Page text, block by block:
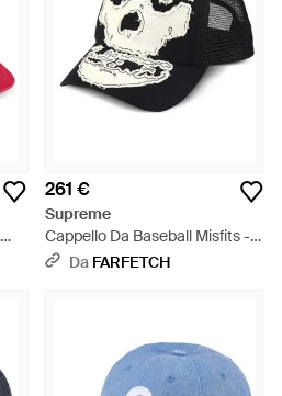
261 €
Supreme
Cappello Da Baseball Misfits -
NeroDa FARFETCH